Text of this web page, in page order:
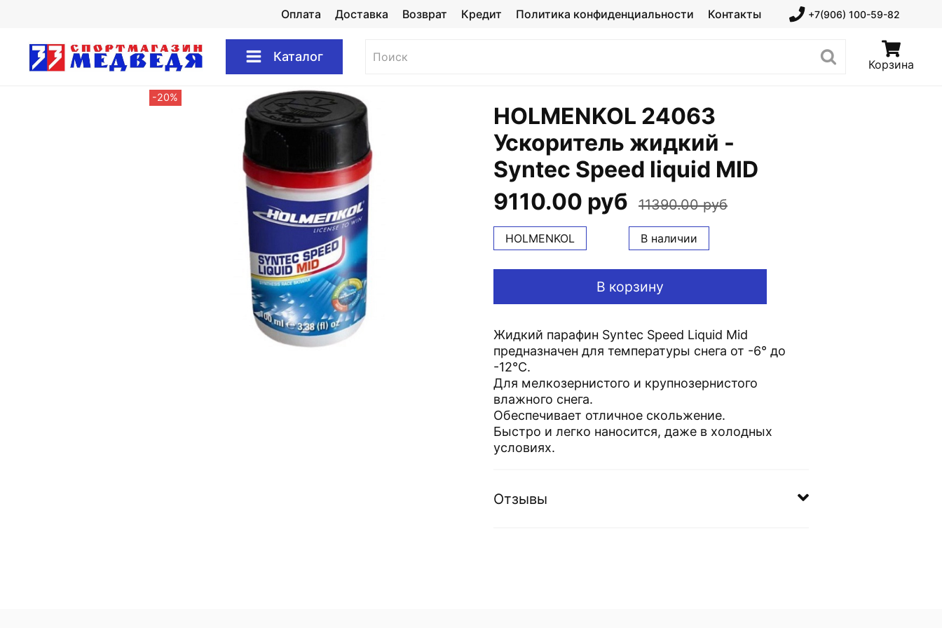
Оплата Доставка Возврат Кредит Политика конфиденциальности Контакты +7(906) 100-59-82
Каталог
Корзина
-20%
HOLMENKOL 24063
Ускоритель жидкий -
Syntec Speed liquid MID
9110.00 руб
11390.00 руб
В корзину
HOLMENKOL В наличии
Жидкий парафин Syntec Speed Liquid Mid
предназначен для температуры снега от -6° до
-12°C.
Для мелкозернистого и крупнозернистого
влажного снега.
Обеспечивает отличное скольжение.
Быстро и легко наносится, даже в холодных
условиях.
Отзывы